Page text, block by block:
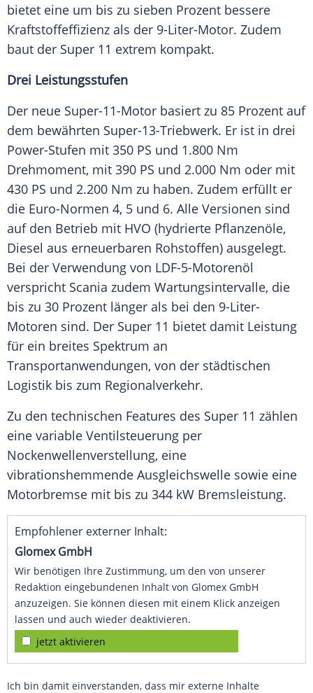
bietet eine um bis zu sieben Prozent bessere
Kraftstoffeffizienz als der 9-Liter-Motor. Zudem
baut der Super 11 extrem kompakt.
Drei Leistungsstufen
Der neue Super-11-Motor basiert zu 85 Prozent auf
dem bewährten Super-13-Triebwerk. Er ist in drei
Power-Stufen mit 350 PS und 1.800 Nm
Drehmoment, mit 390 PS und 2.000 Nm oder mit
430 PS und 2.200 Nm zu haben. Zudem erfüllt er
die Euro-Normen 4, 5 und 6. Alle Versionen sind
auf den Betrieb mit HVO (hydrierte Pflanzenöle,
Diesel aus erneuerbaren Rohstoffen) ausgelegt.
Bei der Verwendung von LDF-5-Motorenöl
verspricht Scania zudem Wartungsintervalle, die
bis zu 30 Prozent länger als bei den 9-Liter-
Motoren sind. Der Super 11 bietet damit Leistung
für ein breites Spektrum an
Transportanwendungen, von der städtischen
Logistik bis zum Regionalverkehr.
Zu den technischen Features des Super 11 zählen
eine variable Ventilsteuerung per
Nockenwellenverstellung, eine
vibrationshemmende Ausgleichswelle sowie eine
Motorbremse mit bis zu 344 kW Bremsleistung.
Empfohlener externer Inhalt:
Glomex GmbH
Wir benötigen Ihre Zustimmung, um den von unserer
Redaktion eingebundenen Inhalt von Glomex GmbH
anzuzeigen. Sie können diesen mit einem Klick anzeigen
lassen und auch wieder deaktivieren.
jetzt aktivieren
Ich bin damit einverstanden, dass mir externe Inhalte